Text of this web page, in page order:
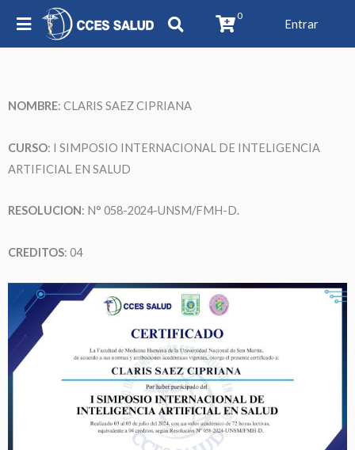
0
Entrar
NOMBRE: CLARIS SAEZ CIPRIANA
CURSO: I SIMPOSIO INTERNACIONAL DE INTELIGENCIA
ARTIFICIAL EN SALUD
RESOLUCION: N° 058-2024-UNSM/FMH-D.
CREDITOS: 04